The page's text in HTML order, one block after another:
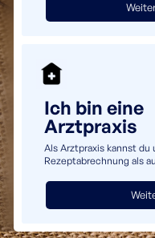
Ich bin eine
Arztpraxis
Als Arztpraxis kannst
Rezeptabrechnung als